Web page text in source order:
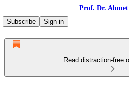
Prof. Dr.
Subscribe
Sign in
Read distraction-free